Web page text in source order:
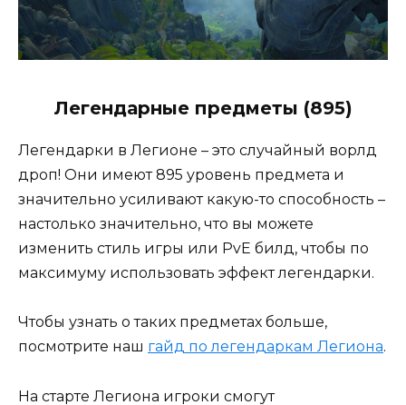
Легендарные предметы (895)
Легендарки в Легионе – это случайный ворлд
дроп! Они имеют 895 уровень предмета и
значительно усиливают какую-то способность –
настолько значительно, что вы можете
изменить стиль игры или PvE билд, чтобы по
максимуму использовать эффект легендарки.
Чтобы узнать о таких предметах больше,
посмотрите наш гайд по легендаркам Легиона.
На старте Легиона игроки смогут